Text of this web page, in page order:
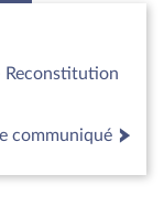
Reconstitution
communiqué